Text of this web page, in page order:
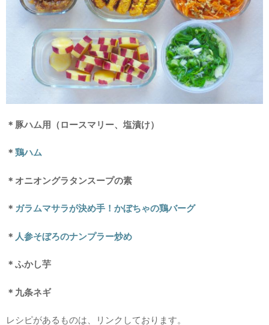
＊豚ハム用（ロースマリー、塩漬け）
＊ 鶏ハム
＊オニオングラタンスープの素
＊ ガラムマサラが決め手！かぼちゃの鶏バーグ
＊ 人参そぼろのナンプラー炒め
＊ふかし芋
＊九条ネギ
レシピがあるものは、リンクしております。